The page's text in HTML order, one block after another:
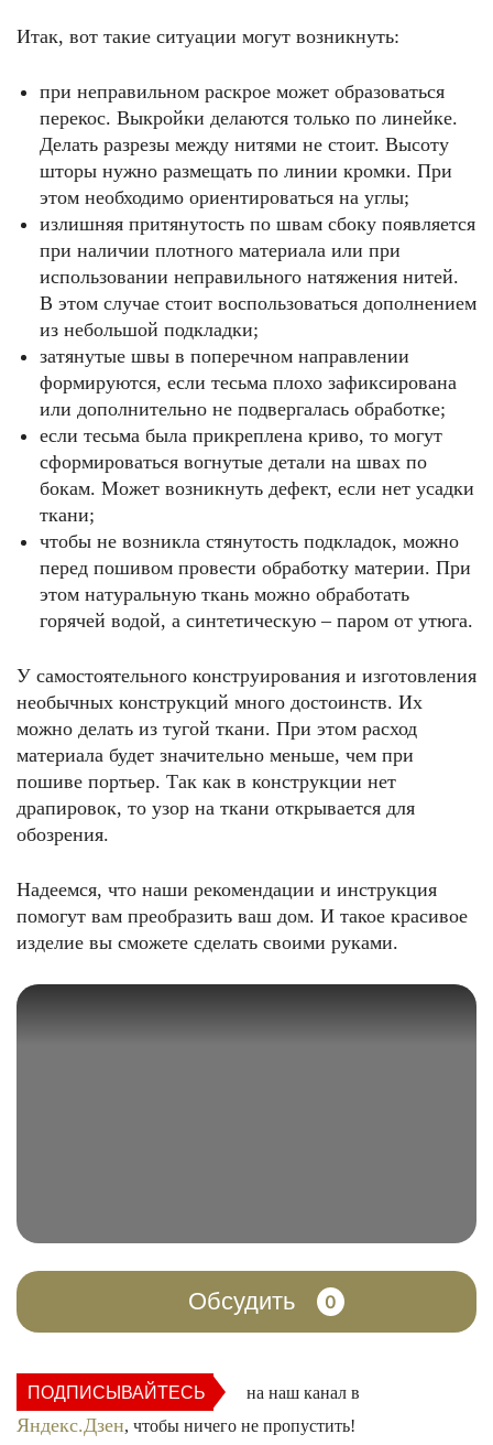
Итак, вот такие ситуации могут возникнуть:
при неправильном раскрое может образоваться
перекос. Выкройки делаются только по линейке.
Делать разрезы между нитями не стоит. Высоту
шторы нужно размещать по линии кромки. При
этом необходимо ориентироваться на углы;
излишняя притянутость по швам сбоку появляется
при наличии плотного материала или при
использовании неправильного натяжения нитей.
В этом случае стоит воспользоваться дополнением
из небольшой подкладки;
затянутые швы в поперечном направлении
формируются, если тесьма плохо зафиксирована
или дополнительно не подвергалась обработке;
если тесьма была прикреплена криво, то могут
сформироваться вогнутые детали на швах по
бокам. Может возникнуть дефект, если нет усадки
ткани;
чтобы не возникла стянутость подкладок, можно
перед пошивом провести обработку материи. При
этом натуральную ткань можно обработать
горячей водой, а синтетическую – паром от утюга.
У самостоятельного конструирования и изготовления
необычных конструкций много достоинств. Их
можно делать из тугой ткани. При этом расход
материала будет значительно меньше, чем при
пошиве портьер. Так как в конструкции нет
драпировок, то узор на ткани открывается для
обозрения.
Надеемся, что наши рекомендации и инструкция
помогут вам преобразить ваш дом. И такое красивое
изделие вы сможете сделать своими руками.
Обсудить 0
ПОДПИСЫВАЙТЕСЬ на наш канал в
Яндекс.Дзен, чтобы ничего не пропустить!